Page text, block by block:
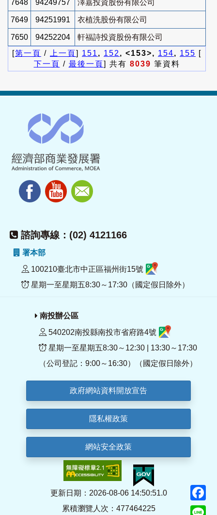
7648 94249757 澤嘉投資股份有限公司
7649 94251991 衣植洗股份有限公司
7650 94252204
軒福詩投資股份有限公司
[第一頁 / 上一頁] 151 , 152 , <153>, 154, 155 [
下一頁 / 最後一頁] 共有 8039 筆資料
諮詢專線：(02) 4121166
署本部
100210臺北市中正區福州街15號
星期一至星期五8:30～17:30（國定假日除外）
南投辦公區
540202南投縣南投市省府路4號
星期一至星期五8:30～12:30 | 13:30～17:30
（公司登記：9:00～16:30）（國定假日除外）
政府網站資料開放宣告
隱私權政策
網站安全政策
更新日期：2026-08-06 14:50:51.0
累積瀏覽人次：477464225